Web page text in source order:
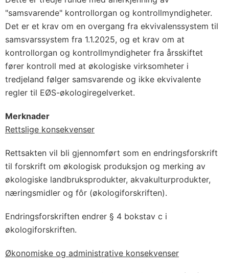
"samsvarende" kontrollorgan og kontrollmyndigheter.
Det er et krav om en overgang fra ekvivalenssystem til
samsvarssystem fra 1.1.2025, og et krav om at
kontrollorgan og kontrollmyndigheter fra årsskiftet
fører kontroll med at økologiske virksomheter i
tredjeland følger samsvarende og ikke ekvivalente
regler til EØS-økologiregelverket.
Merknader
Rettslige konsekvenser
Rettsakten vil bli gjennomført som en endringsforskrift
til forskrift om økologisk produksjon og merking av
økologiske landbruksprodukter, akvakulturprodukter,
næringsmidler og fôr (økologiforskriften).
Endringsforskriften endrer § 4 bokstav c i
økologiforskriften.
Økonomiske og administrative konsekvenser